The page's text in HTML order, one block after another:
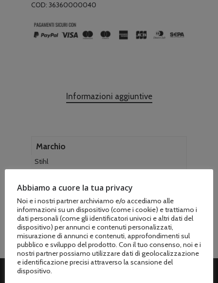
COD: 36360000040
Informazioni aggiuntive
Marchio
Stihl
Abbiamo a cuore la tua privacy
Noi e i nostri partner archiviamo e/o accediamo alle
informazioni su un dispositivo (come i cookie) e trattiamo i
dati personali (come gli identificatori univoci e altri dati del
dispositivo) per annunci e contenuti personalizzati,
misurazione di annunci e contenuti, approfondimenti sul
pubblico e sviluppo del prodotto. Con il tuo consenso, noi e i
nostri partner possiamo utilizzare dati di geolocalizzazione
e identificazione precisi attraverso la scansione del
dispositivo.